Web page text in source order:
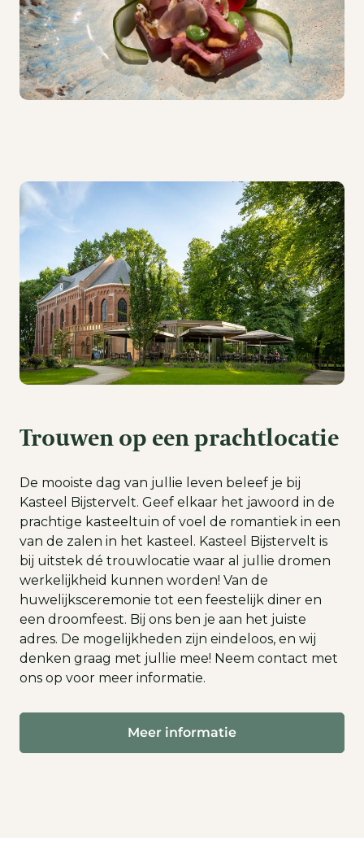
Trouwen op een prachtlocatie
De mooiste dag van jullie leven beleef je bij
Kasteel Bijstervelt. Geef elkaar het jawoord in de
prachtige kasteeltuin of voel de romantiek in een
van de zalen in het kasteel. Kasteel Bijstervelt is
bij uitstek dé trouwlocatie waar al jullie dromen
werkelijkheid kunnen worden! Van de
huwelijksceremonie tot een feestelijk diner en
een droomfeest. Bij ons ben je aan het juiste
adres. De mogelijkheden zijn eindeloos, en wij
denken graag met jullie mee! Neem contact met
ons op voor meer informatie.
Meer informatie